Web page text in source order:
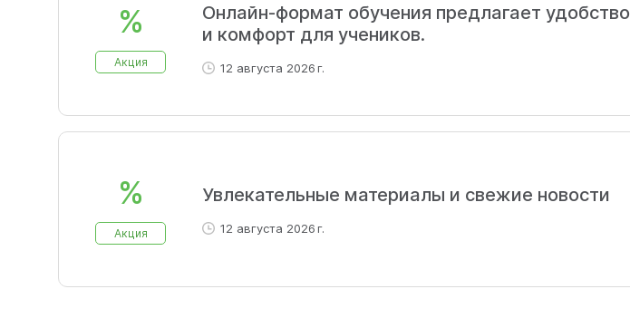
%
Акция
Онлайн-формат обучения предлагает удобство
и комфорт для учеников.
12 августа 2026 г.
%
Акция
Увлекательные материалы и свежие новости
12 августа 2026 г.